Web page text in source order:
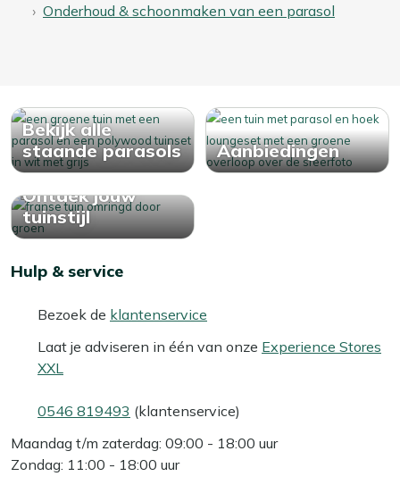
Onderhoud & schoonmaken van een parasol
Bekijk alle
staande parasols
Aanbiedingen
Ontdek jouw
tuinstijl
Hulp & service
Bezoek de klantenservice
Laat je adviseren in één van onze Experience Stores
XXL
0546 819493 (klantenservice)
Maandag t/m zaterdag: 09:00 - 18:00 uur
Zondag: 11:00 - 18:00 uur